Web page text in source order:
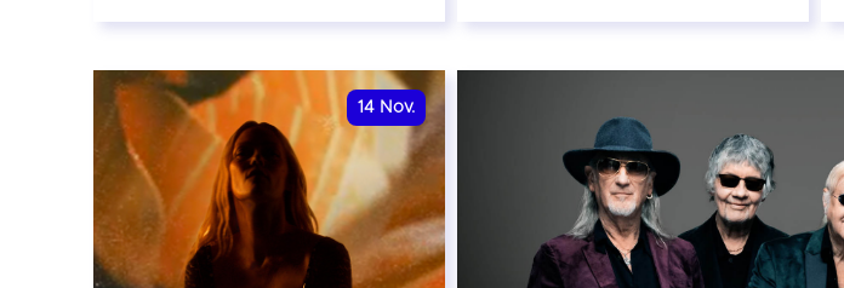
RÉSERVER
14 Nov.